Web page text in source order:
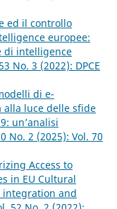
ed il controllo
europee:
di intelligence
No. 3 (2022): DPCE
di e-
alla luce delle sfide
un’analisi
No. 2 (2025): Vol. 70
Access to
in EU Cultural
integration and